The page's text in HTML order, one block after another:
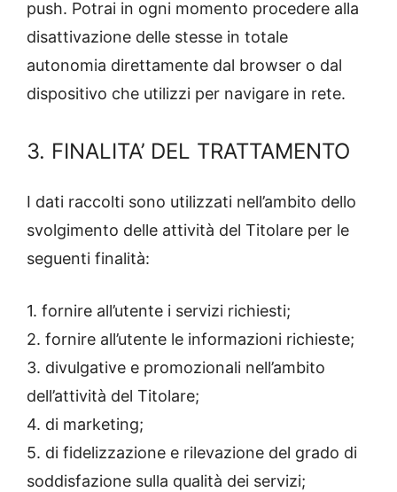
push. Potrai in ogni momento procedere alla
disattivazione delle stesse in totale
autonomia direttamente dal browser o dal
dispositivo che utilizzi per navigare in rete.
3. FINALITA’ DEL TRATTAMENTO
I dati raccolti sono utilizzati nell’ambito dello
svolgimento delle attività del Titolare per le
seguenti finalità:
1. fornire all’utente i servizi richiesti;
2. fornire all’utente le informazioni richieste;
3. divulgative e promozionali nell’ambito
dell’attività del Titolare;
4. di marketing;
5. di fidelizzazione e rilevazione del grado di
soddisfazione sulla qualità dei servizi;